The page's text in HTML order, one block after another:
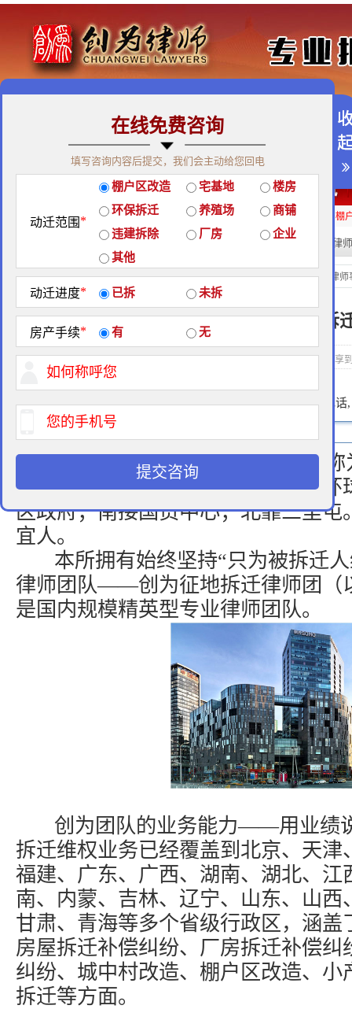
免费咨询热线：400-900-9881
经典案例 | 律师团队 拆迁维权 | 征地维权
房屋拆迁补偿 企业拆迁补偿 厂房拆迁补偿 征地补偿 违章拆迁补偿 棚
热门搜索: 拆迁律师
关于我们 当前位置： 北京创为律师
北京创为律师事务所—拆
作者： 浏览次数：1356819次 分享
免费法律咨询热线:400-900-9881 请输入您的电话
北京创为律师事务所（以下简称
中央商务区内，东依中央电视台与环
区政府；南接国贸中心；北靠三里屯
宜人。
本所拥有始终坚持“只为被拆迁人
律师团队——创为征地拆迁律师团（
是国内规模精英型专业律师团队。
创为团队的业务能力——用业绩说
拆迁维权业务已经覆盖到北京、天津
福建、广东、广西、湖南、湖北、江
南、内蒙、吉林、辽宁、山东、山西
甘肃、青海等多个省级行政区，涵盖
房屋拆迁补偿纠纷、厂房拆迁补偿纠
纠纷、城中村改造、棚户区改造、小
拆迁等方面。
在线免费咨询
填写咨询内容后提交，我们会主动给您回电
动迁范围 *
棚户区改造 宅基地
楼房
环保拆迁
养殖场
商铺
违建拆除
厂房
企业
其他
动迁进度* 已拆 未拆
房产手续* 有 无
提交咨询